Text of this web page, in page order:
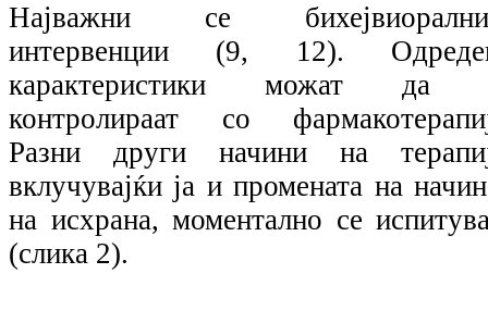
Најважни се
интервенции (9, 12).
карактеристики можат да
контролираат со
Разни други начини на
вклучувајќи ја и промената на
на исхрана, моментално се
(слика 2).